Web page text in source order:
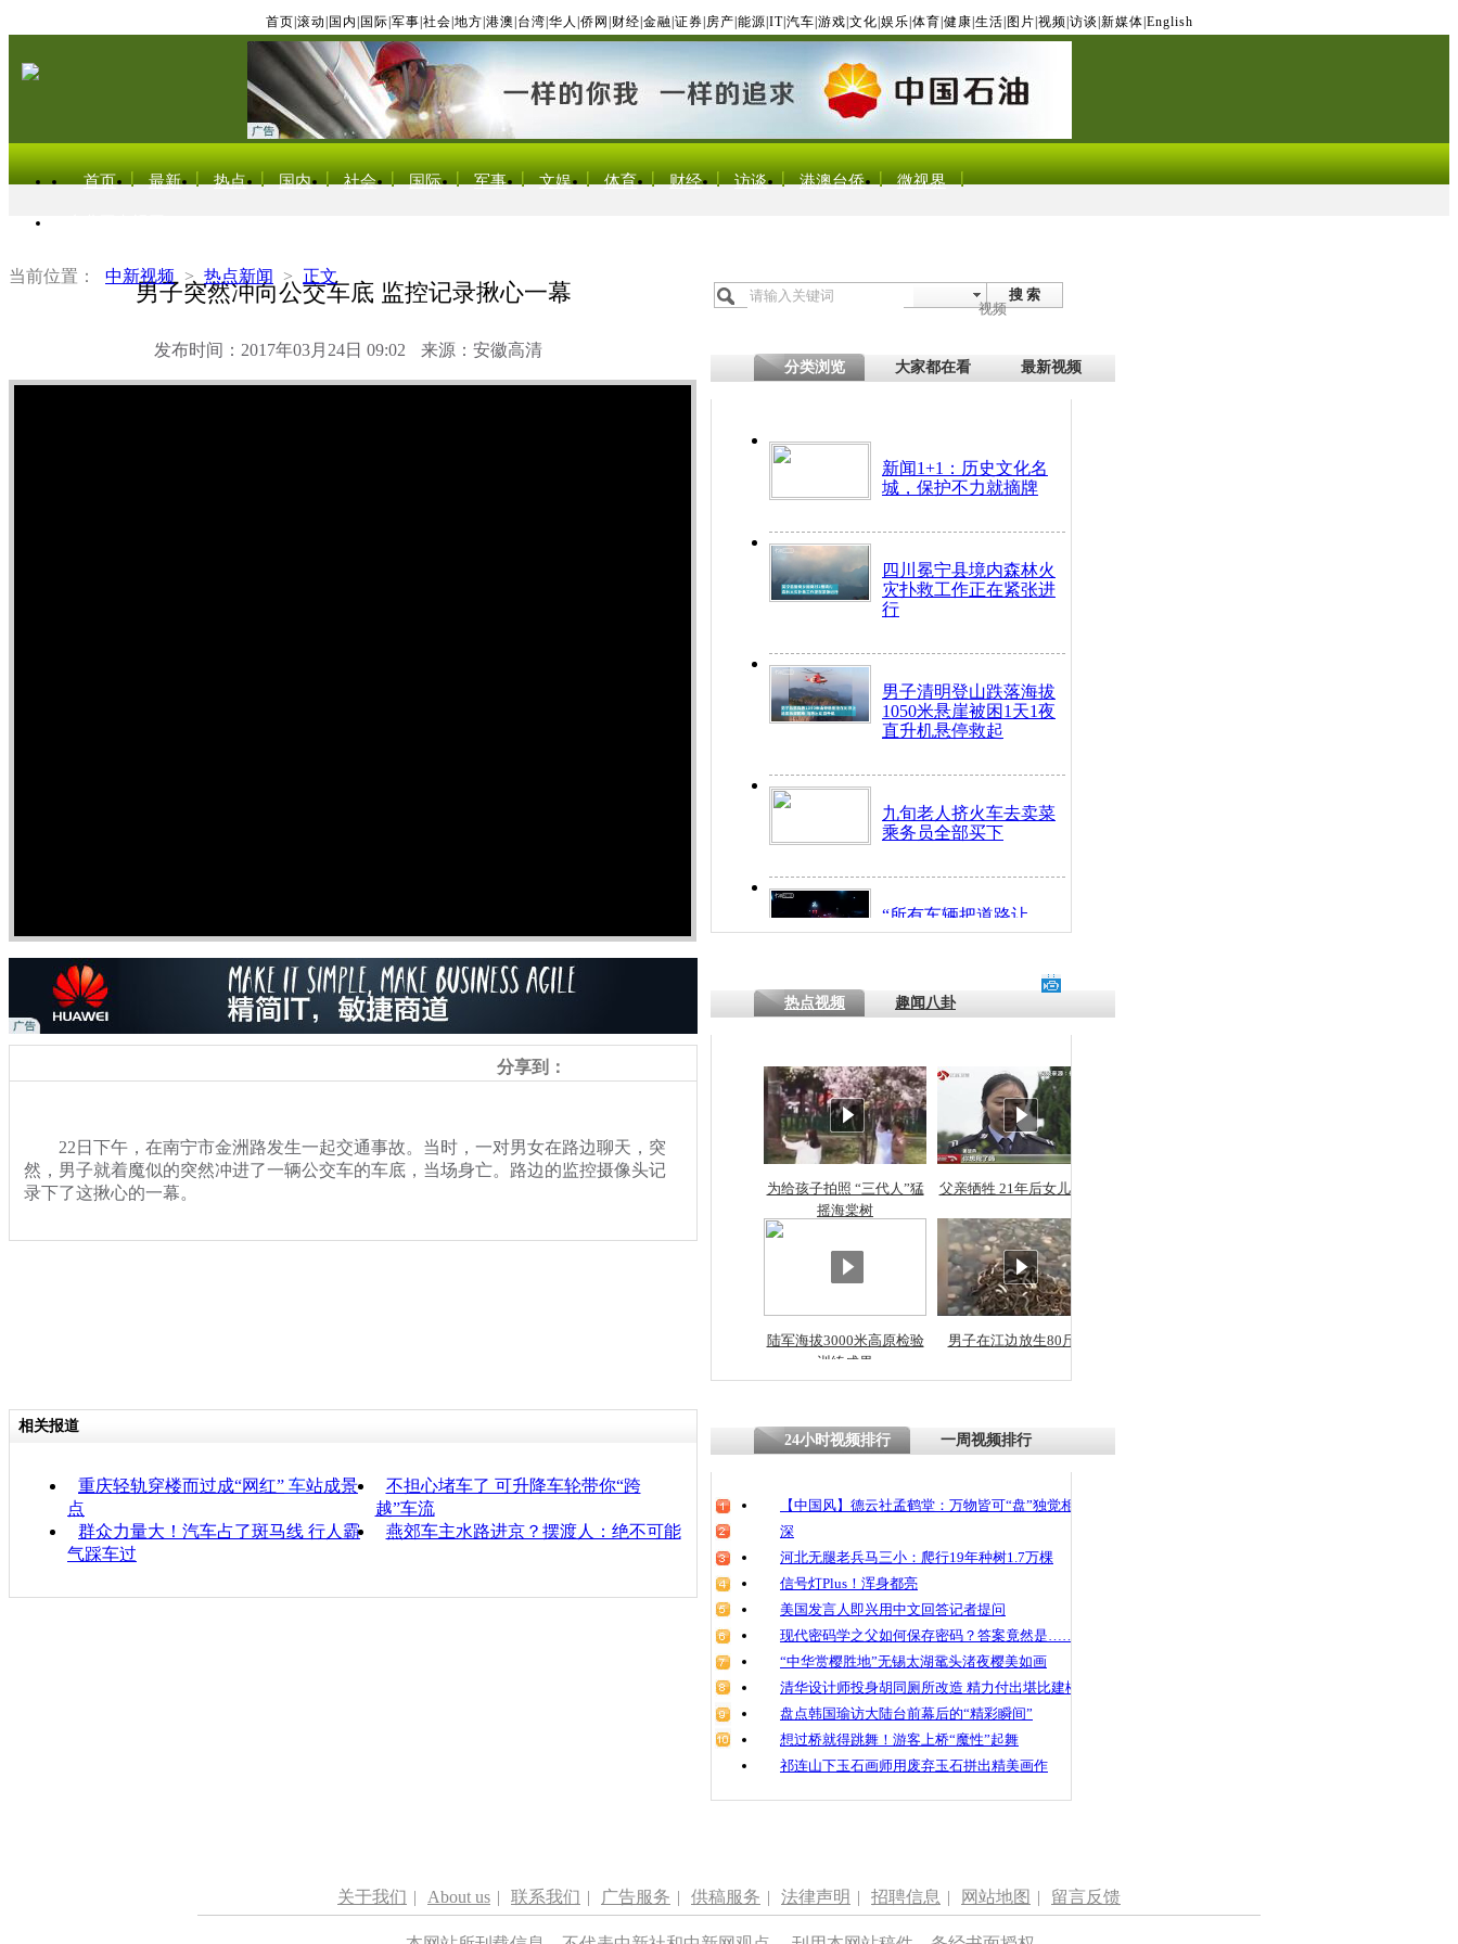
首页 滚动 国内 国际 军事 社会 地方 港澳 台湾 华人 侨网 财经 金融 证券 房产 能源 IT| 汽车 游戏 文化 娱乐 体育 健康 生活 图片 视频 访谈 新媒体 English
首页 最新 热点 国内 社会 国际 军事 文娱 体育 财经 访谈 港澳台侨 微视界
当前位置： 中新视频 > 热点新闻 > 正文
男子突然冲向公交车底 监控记录揪心一幕
发布时间：2017年03月24日 09:02 来源：安徽高清
搜 索
视频
分类浏览 大家都在看 最新视频
新闻1+1：历史文化名
城，保护不力就摘牌
四川冕宁县境内森林火
灾扑救工作正在紧张进
行
男子清明登山跌落海拔
1050米悬崖被困1天1夜
直升机悬停救起
九旬老人挤火车去卖菜
乘务员全部买下
“所有车辆把道路让
开！”儿童突发疾病交
探访传承四千年传统习
俗：近万民众为娥皇女
英省亲送行
小伙骑车逆行被查情绪
崩溃 网上回答崩溃原
四川兴文苗乡上万人欢
魂
男子突然冲向公交车底
监控记录揪心一幕
分享到：
22日下午，在南宁市金洲路发生一起交通事故。当时，一对男女在路边聊天，突
然，男子就着魔似的突然冲进了一辆公交车的车底，当场身亡。路边的监控摄像头记
录下了这揪心的一幕。
热点视频 趣闻八卦
为给孩子拍照 “三代人”猛
摇海棠树
父亲牺牲 21年后女儿从警
陆军海拔3000米高原检验
训练成果
男子在江边放生80斤蛇
相关报道
重庆轻轨穿楼而过成“网红” 车站成景
点
不担心堵车了 可升降车轮带你“跨
越”车流
群众力量大！汽车占了斑马线 行人霸
气踩车过
燕郊车主水路进京？摆渡人：绝不可能
24小时视频排行 一周视频排行
【中国风】德云社孟鹤堂：万物皆可“盘”独觉相声
深
河北无腿老兵马三小：爬行19年种树1.7万棵
信号灯Plus！浑身都亮
美国发言人即兴用中文回答记者提问
现代密码学之父如何保存密码？答案竟然是……
“中华赏樱胜地”无锡太湖鼋头渚夜樱美如画
清华设计师投身胡同厕所改造 精力付出堪比建楼
盘点韩国瑜访大陆台前幕后的“精彩瞬间”
想过桥就得跳舞！游客上桥“魔性”起舞
祁连山下玉石画师用废弃玉石拼出精美画作
关于我们 | About us | 联系我们 | 广告服务 | 供稿服务 | 法律声明 | 招聘信息 | 网站地图 | 留言反馈